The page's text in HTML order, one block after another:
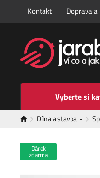
Kontakt Doprava
Vyberte si
Dílna a stavba
Dárek
zdarma